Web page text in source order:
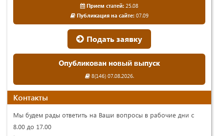
Прием статей: 25.08
Публикация на сайте:07.09
Подать заявку
Опубликован новый выпуск
8(146) 07.08.2026.
Контакты
Мы будем рады ответить на Ваши вопросы в рабочие дни с
8.00 до 17.00